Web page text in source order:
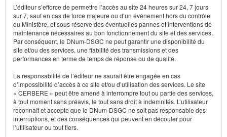
L’éditeur s’efforce de permettre l’accès au site 24 heures sur 24, 7 jours
sur 7, sauf en cas de force majeure ou d’un événement hors du contrôle
du Ministère, et sous réserve des éventuelles pannes et interventions de
maintenance nécessaires au bon fonctionnement du site et des services.
Par conséquent, le DNum-DSGC ne peut garantir une disponibilité du
site et/ou des services, une fiabilité des transmissions et des
performances en terme de temps de réponse ou de qualité.
La responsabilité de l’éditeur ne saurait être engagée en cas
d’impossibilité d’accès à ce site et/ou d’utilisation des services. Le site
« CERBERE » peut être amené à interrompre tout ou partie des services,
à tout moment sans préavis, le tout sans droit à indemnités. L’utilisateur
reconnaît et accepte que le DNum-DSGC ne soit pas responsable des
interruptions, et des conséquences qui peuvent en découler pour
l’utilisateur ou tout tiers.